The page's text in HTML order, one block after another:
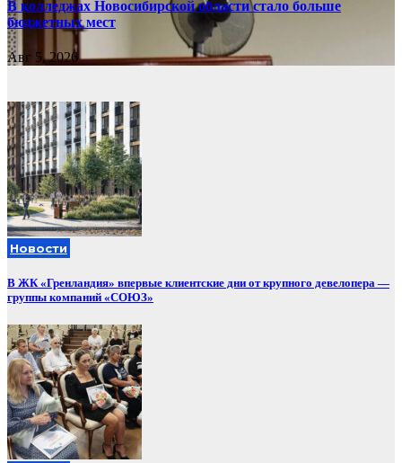
В колледжах Новосибирской области стало больше
бюджетных мест
Авг 5, 2026
Новости
В ЖК «Гренландия» впервые клиентские дни от крупного девелопера —
группы компаний «СОЮЗ»